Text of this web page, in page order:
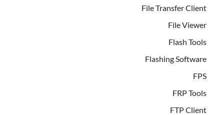
File Transfer Client
File Viewer
Flash Tools
Flashing Software
FPS
FRP Tools
FTP Client